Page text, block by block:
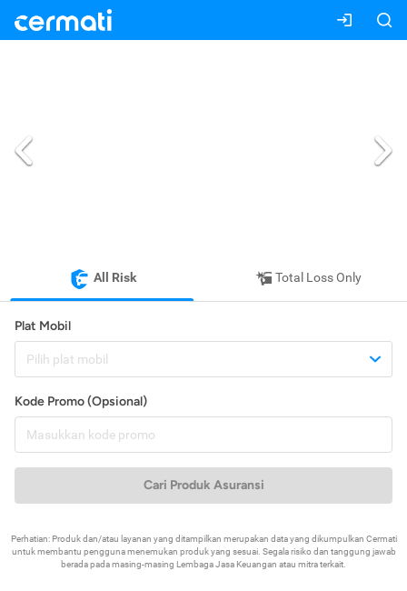
All Risk Total Loss Only
Plat Mobil
Pilih plat mobil
Kode Promo (Opsional)
Cari Produk Asuransi
Perhatian: Produk dan/atau layanan yang ditampilkan merupakan data yang dikumpulkan Cermati
untuk membantu pengguna menemukan produk yang sesuai. Segala risiko dan tanggung jawab
berada pada masing-masing Lembaga Jasa Keuangan atau mitra terkait.